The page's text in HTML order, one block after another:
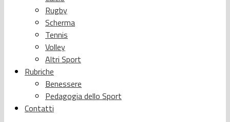
Rugby
Scherma
Tennis
Volley
Altri Sport
Rubriche
Benessere
Pedagogia dello Sport
Contatti